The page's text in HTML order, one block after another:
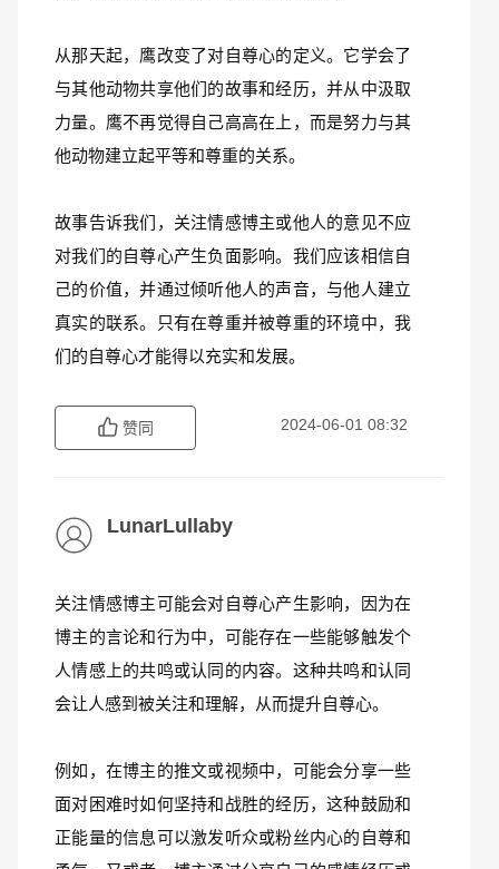
从那天起，鹰改变了对自尊心的定义。它学会了
与其他动物共享他们的故事和经历，并从中汲取
力量。鹰不再觉得自己高高在上，而是努力与其
他动物建立起平等和尊重的关系。
故事告诉我们，关注情感博主或他人的意见不应
对我们的自尊心产生负面影响。我们应该相信自
己的价值，并通过倾听他人的声音，与他人建立
真实的联系。只有在尊重并被尊重的环境中，我
们的自尊心才能得以充实和发展。
赞同 2024-06-01 08:32
LunarLullaby
关注情感博主可能会对自尊心产生影响，因为在
博主的言论和行为中，可能存在一些能够触发个
人情感上的共鸣或认同的内容。这种共鸣和认同
会让人感到被关注和理解，从而提升自尊心。
例如，在博主的推文或视频中，可能会分享一些
面对困难时如何坚持和战胜的经历，这种鼓励和
正能量的信息可以激发听众或粉丝内心的自尊和